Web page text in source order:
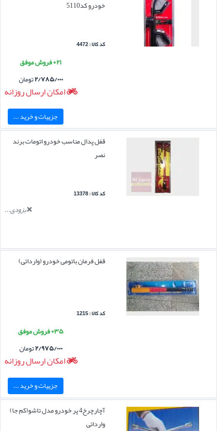
خودرو کد5110
کد کالا : 4472
۲۱+ فروش موفق
۲/۷۸۵/۰۰۰تومان
امکان ارسال روزانه
جزییات و خرید ...
قفل پدال مناسب خودرو اتومات برند
نصر
کد کالا : 13378
بزودی...
قفل فرمان باتومی خودرو (وارداتی)
کد کالا : 1215
۳۵+ فروش موفق
۲/۹۷۵/۰۰۰تومان
امکان ارسال روزانه
جزییات و خرید ...
آچارچرخ4 پر خودرو مدل تاشو(کم جا)
وارداتی